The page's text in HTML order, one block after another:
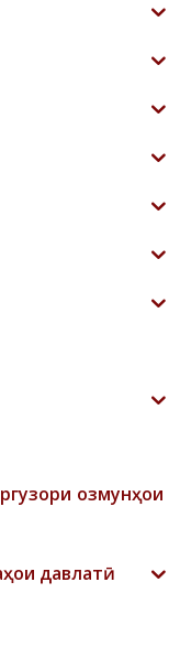
озмунҳои
давлатӣ